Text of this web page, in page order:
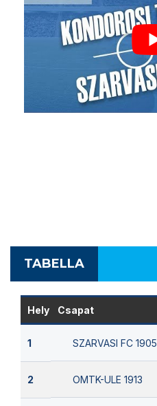
TABELLA
Hely Csapat
1 SZARVASI FC 1905
2 OMTK-ULE 1913